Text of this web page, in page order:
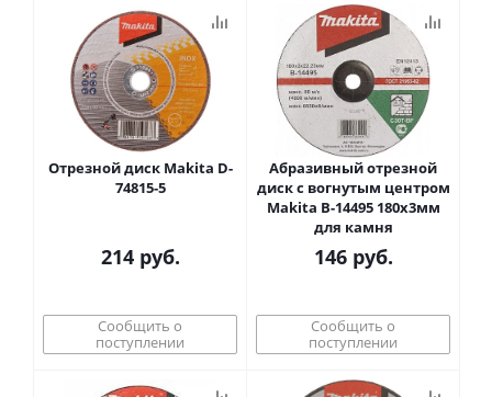
Отрезной диск Makita D-
74815-5
214руб.
Сообщить о
поступлении
Абразивный отрезной
диск c вогнутым центром
Makita B-14495 180x3мм
для камня
146руб.
Сообщить о
поступлении